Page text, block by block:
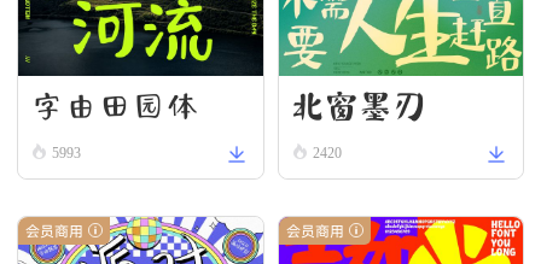
字由田园体
5993
北窗墨刃
2420
会员商用 会员商用